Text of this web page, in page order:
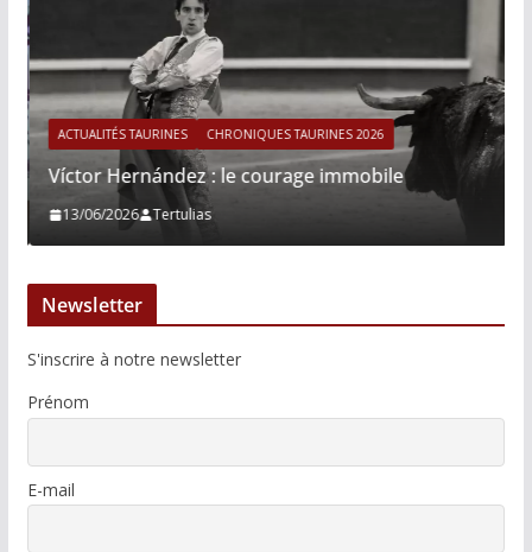
ACTUALITÉS TAURINES CHRONIQUES TAURINES 2026
Víctor Hernández : le courage immobile
13/06/2026 Tertulias
Newsletter
S'inscrire à notre newsletter
Prénom
E-mail